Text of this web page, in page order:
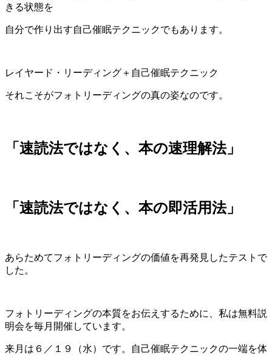
きる状態を
自分で作り出す自己催眠テクニックでもあります。
レイヤード・リーディング＋自己催眠テクニック
それこそがフォトリーディングの真の姿なのです。
「速読法ではなく、本の速理解法」
「速読法ではなく、本の即活用法」
あらためてフォトリーディングの価値を再発見したテストで
した。
フォトリーディングの本質をお伝えするために、私は無料説
明会を毎月開催しています。
来月は６／１９（水）です。自己催眠テクニックの一端を体